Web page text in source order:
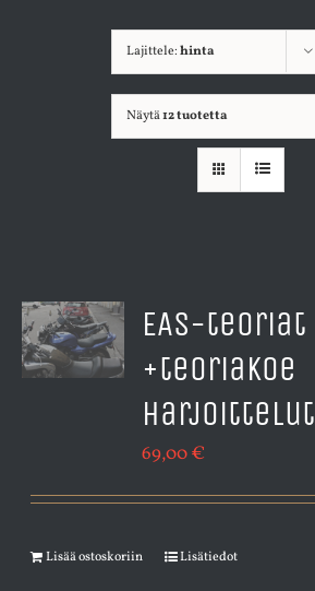
Lajittele:hinta
Näytä12 tuotetta
EAS-teoriat
+teoriakoe
harjoittelut
69,00€
Lisää ostoskoriin Lisätiedot